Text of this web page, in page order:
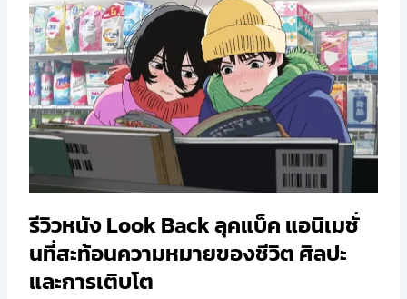
รีวิวหนัง Look Back ลุคแบ็ค แอนิเมชั่
นที่สะท้อนความหมายของชีวิต ศิลปะ
และการเติบโต